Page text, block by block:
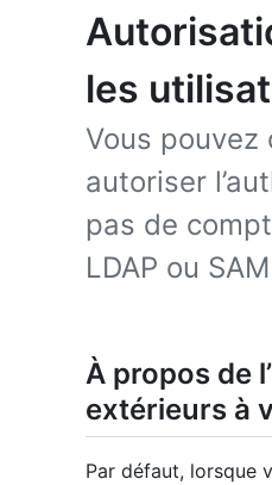
les
Vous
autoriser
pas de
LDAP ou
À propos de
extérieurs à
Par défaut, lorsque